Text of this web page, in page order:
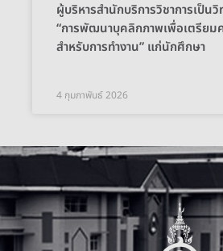
ผู้บริหารสำนักบริการวิชาการเป็นวิ
“การพัฒนาบุคลิกภาพเพื่อเตรียม
สำหรับการทำงาน” แก่นักศึกษา
4 กุมภาพันธ์ 2026